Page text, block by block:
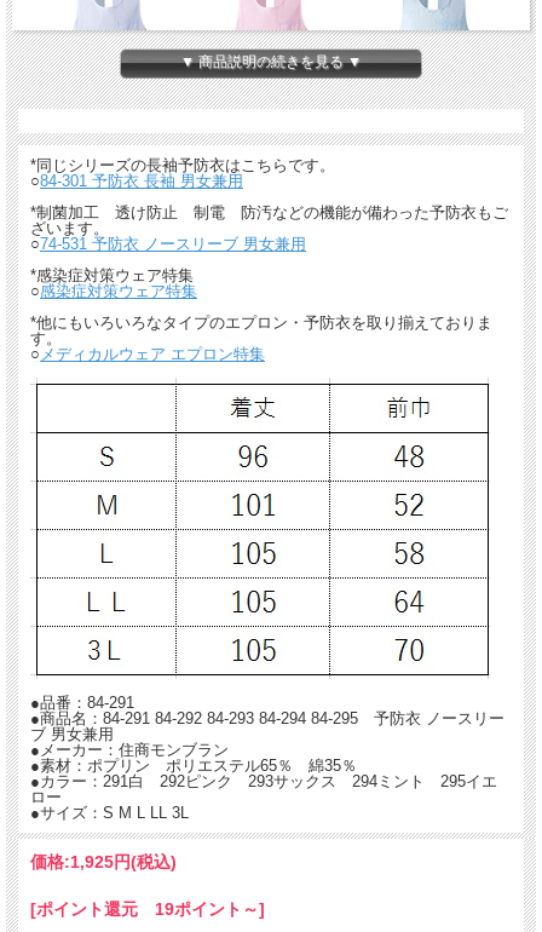
▼ 商品説明の続きを見る ▼
*同じシリーズの長袖予防衣はこちらです。
○84-301 予防衣 長袖 男女兼用
*制菌加工 透け防止 制電 防汚などの機能が備わった予防衣もご
ざいます。
○74-531 予防衣 ノースリーブ 男女兼用
*感染症対策ウェア特集
○感染症対策ウェア特集
*他にもいろいろなタイプのエプロン・予防衣を取り揃えておりま
す。
○ メディカルウェア エプロン特集
●品番：84-291
●商品名：84-291 84-292 84-293 84-294 84-295 予防衣 ノースリー
ブ 男女兼用
●メーカー：住商モンブラン
●素材：ポプリン ポリエステル65％ 綿35％
●カラー：291白 292ピンク 293サックス 294ミント 295イエ
ロー
●サイズ：S M L LL 3L
価格:1,925円(税込)
[ポイント還元 19ポイント～]